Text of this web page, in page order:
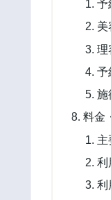
予
美
理
予
施
料金
主
利
利